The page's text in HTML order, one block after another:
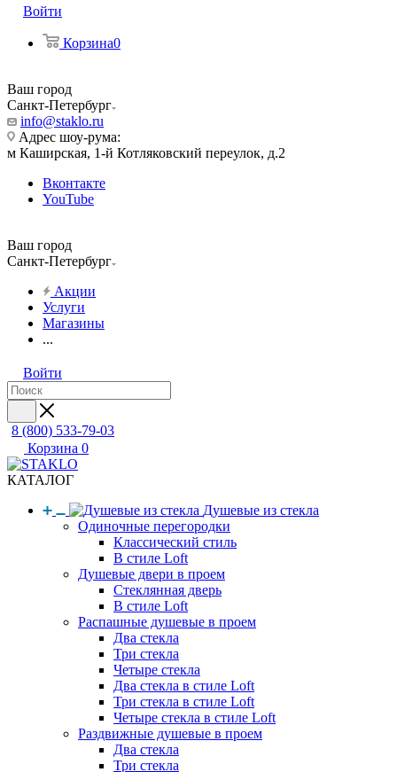
Войти
Корзина0
Ваш город
Санкт-Петербург
info@staklo.ru
Адрес шоу-рума:
м Каширская, 1-й Котляковский переулок, д.2
Вконтакте
YouTube
Ваш город
Санкт-Петербург
Акции
Услуги
Магазины
...
Войти
8 (800) 533-79-03
Корзина 0
КАТАЛОГ
Душевые из стекла
Одиночные перегородки
Классический стиль
В стиле Loft
Душевые двери в проем
Стеклянная дверь
В стиле Loft
Распашные душевые в проем
Два стекла
Три стекла
Четыре стекла
Два стекла в стиле Loft
Три стекла в стиле Loft
Четыре стекла в стиле Loft
Раздвижные душевые в проем
Два стекла
Три стекла